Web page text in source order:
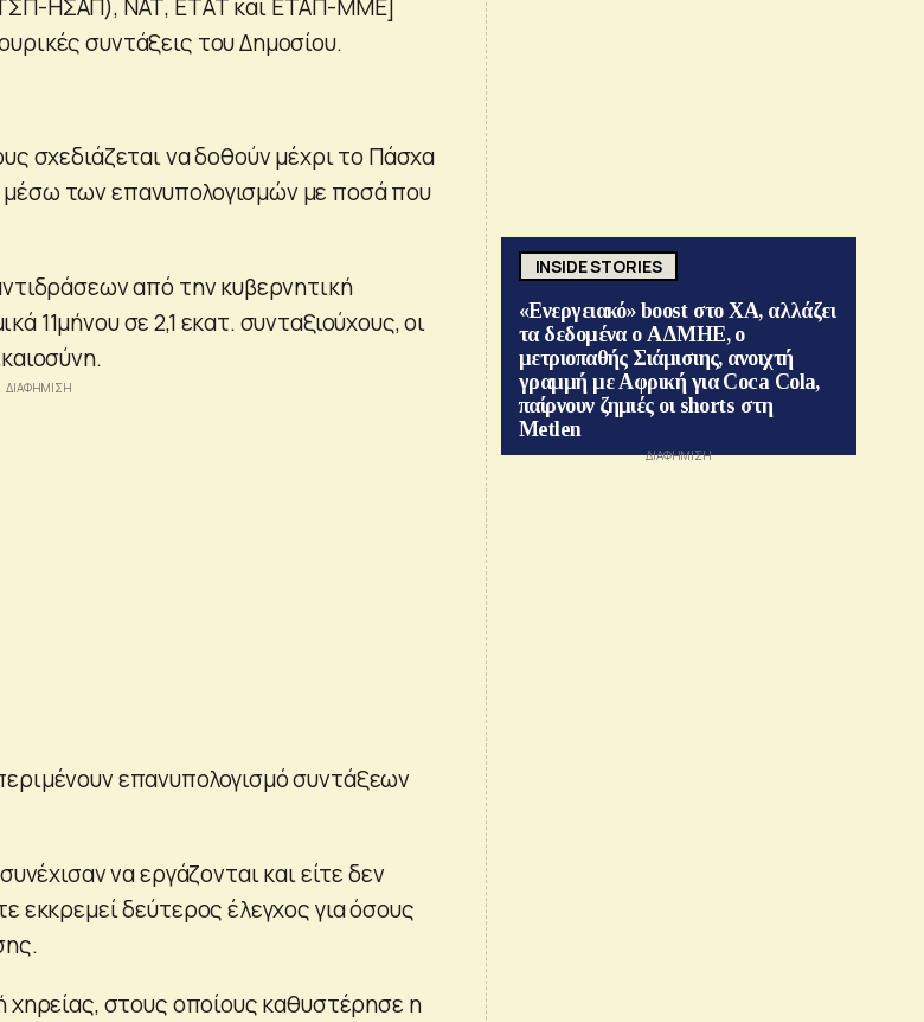
ΗΣΑΠ), ΝΑΤ, ΕΤΑΤ και ΕΤΑΠ-ΜΜΕ]
συντάξεις του Δημοσίου.
σχεδιάζεται να δοθούν μέχρι το Πάσχα
των επανυπολογισμών με ποσά που
από την κυβερνητική
11μήνου σε 2,1 εκατ. συνταξιούχους, οι
επανυπολογισμό συντάξεων
να εργάζονται και είτε δεν
εκκρεμεί δεύτερος έλεγχος για όσους
χηρείας, στους οποίους καθυστέρησε η
INSIDE STORIES
«Ενεργειακό» boost στο ΧΑ, αλλάζει
τα δεδομένα ο ΑΔΜΗΕ, ο
μετριοπαθής Σιάμισιης, ανοιχτή
γραμμή με Αφρική για Coca Cola,
παίρνουν ζημιές οι shorts στη
Metlen